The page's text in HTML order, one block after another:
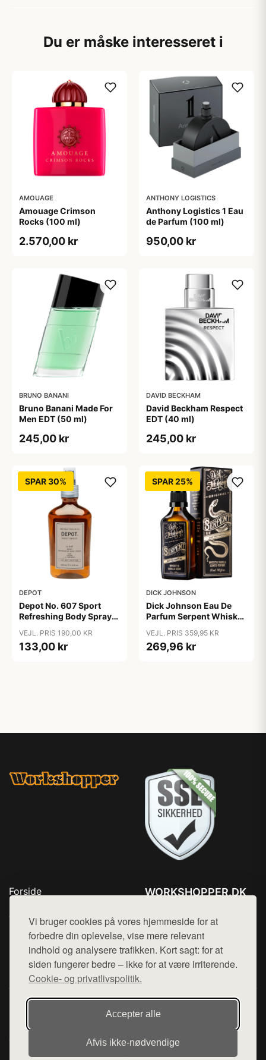
Vi bruger cookies på vores hjemmeside for at
forbedre din oplevelse, vise mere relevant
indhold og analysere trafikken. Kort sagt: for at
siden fungerer bedre – ikke for at være irriterende.
Cookie- og privatlivspolitik.
Accepter alle
Afvis ikke‑nødvendige
Du er måske interesseret i
AMOUAGE
Amouage Crimson
Rocks (100 ml)
2.570,00 kr
ANTHONY LOGISTICS
Anthony Logistics 1 Eau
de Parfum (100 ml)
950,00 kr
BRUNO BANANI
Bruno Banani Made For
Men EDT (50 ml)
245,00 kr
DAVID BECKHAM
David Beckham Respect
EDT (40 ml)
245,00 kr
SPAR 30%
DEPOT
Depot No. 607 Sport
Refreshing Body Spray
VEJL. PRIS 190,00 KR
133,00 kr
SPAR 25%
DICK JOHNSON
Dick Johnson Eau De
Parfum Serpent Whiskey
VEJL. PRIS 359,95 KR
269,96 kr
Forside
Top Rabatter
Kontakt
WORKSHOPPER.DK
Mail: hej@want.dk
Cookie- og privatlivspolitik
Denne side er en del af want.dk, der udgiver en række
hjemmesider med præsentation af forskellige produkter fra
diverse webshops. Der sælges ikke varer fra denne side - vi
henviser til de shops, som sælger varen. Vi har heller ikke